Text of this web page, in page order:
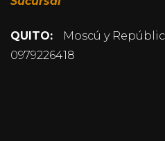
QUITO:
Moscú y
0979226418